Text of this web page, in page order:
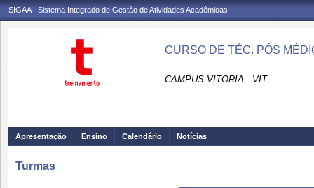
SIGAA - Sistema Integrado de Gestão de Atividades Acadêmicas
CURSO DE TÉC. PÓS
CAMPUS VITORIA - VIT
Apresentação Ensino Calendário Notícias
Turmas